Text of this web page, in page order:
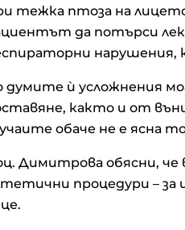
тежка птоза на
да потърси
думите ѝ усложнения
както и от
обаче не е ясна
Димитрова обясни, че
процедури – за